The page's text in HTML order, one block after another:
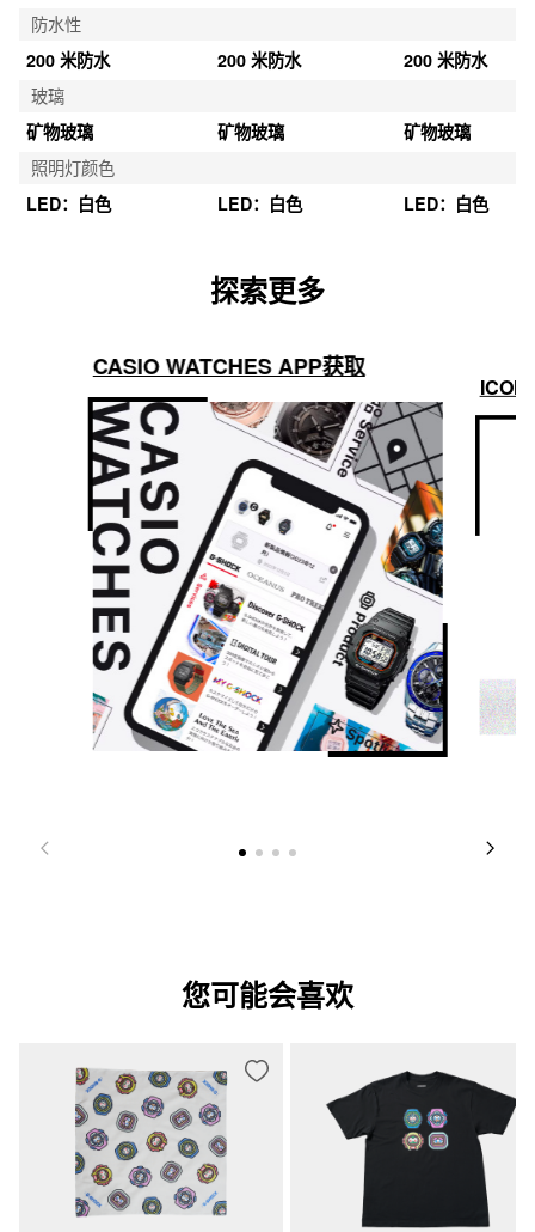
防水性
200 米防水
200 米防水
200 米防水
玻璃
矿物玻璃
矿物玻璃
矿物玻璃
照明灯颜色
LED：白色
LED：白色 LED：白色
探索更多
CASIO WATCHES APP获取
您可能会喜欢